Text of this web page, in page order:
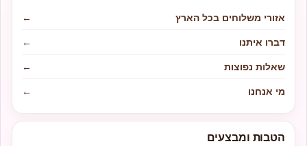
אזורי משלוחים בכל הארץ
←
דברו איתנו
←
שאלות נפוצות
←
מי אנחנו
←
הטבות ומבצעים